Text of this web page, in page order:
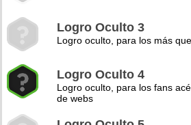
Logro Oculto 3
Logro oculto, para los más
Logro Oculto 4
Logro oculto, para los fans
de webs